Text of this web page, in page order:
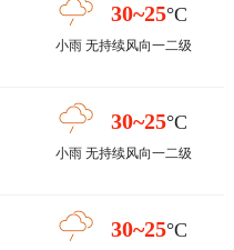
30~25°C
小雨 无持续风向一二级
30~25°C
小雨 无持续风向一二级
30~25°C